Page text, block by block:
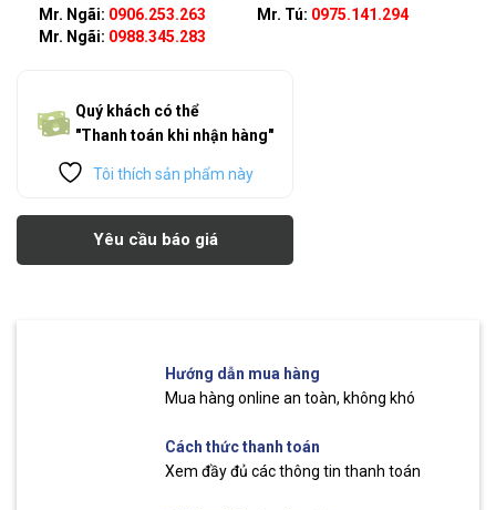
Mr. Ngãi: 0906.253.263
Mr. Ngãi: 0988.345.283
Mr. Tú: 0975.141.294
Quý khách có thể
"Thanh toán khi nhận hàng"
Tôi thích sản phẩm này
Yêu cầu báo giá
Hướng dẫn mua hàng
Mua hàng online an toàn, không khó
Cách thức thanh toán
Xem đầy đủ các thông tin thanh toán